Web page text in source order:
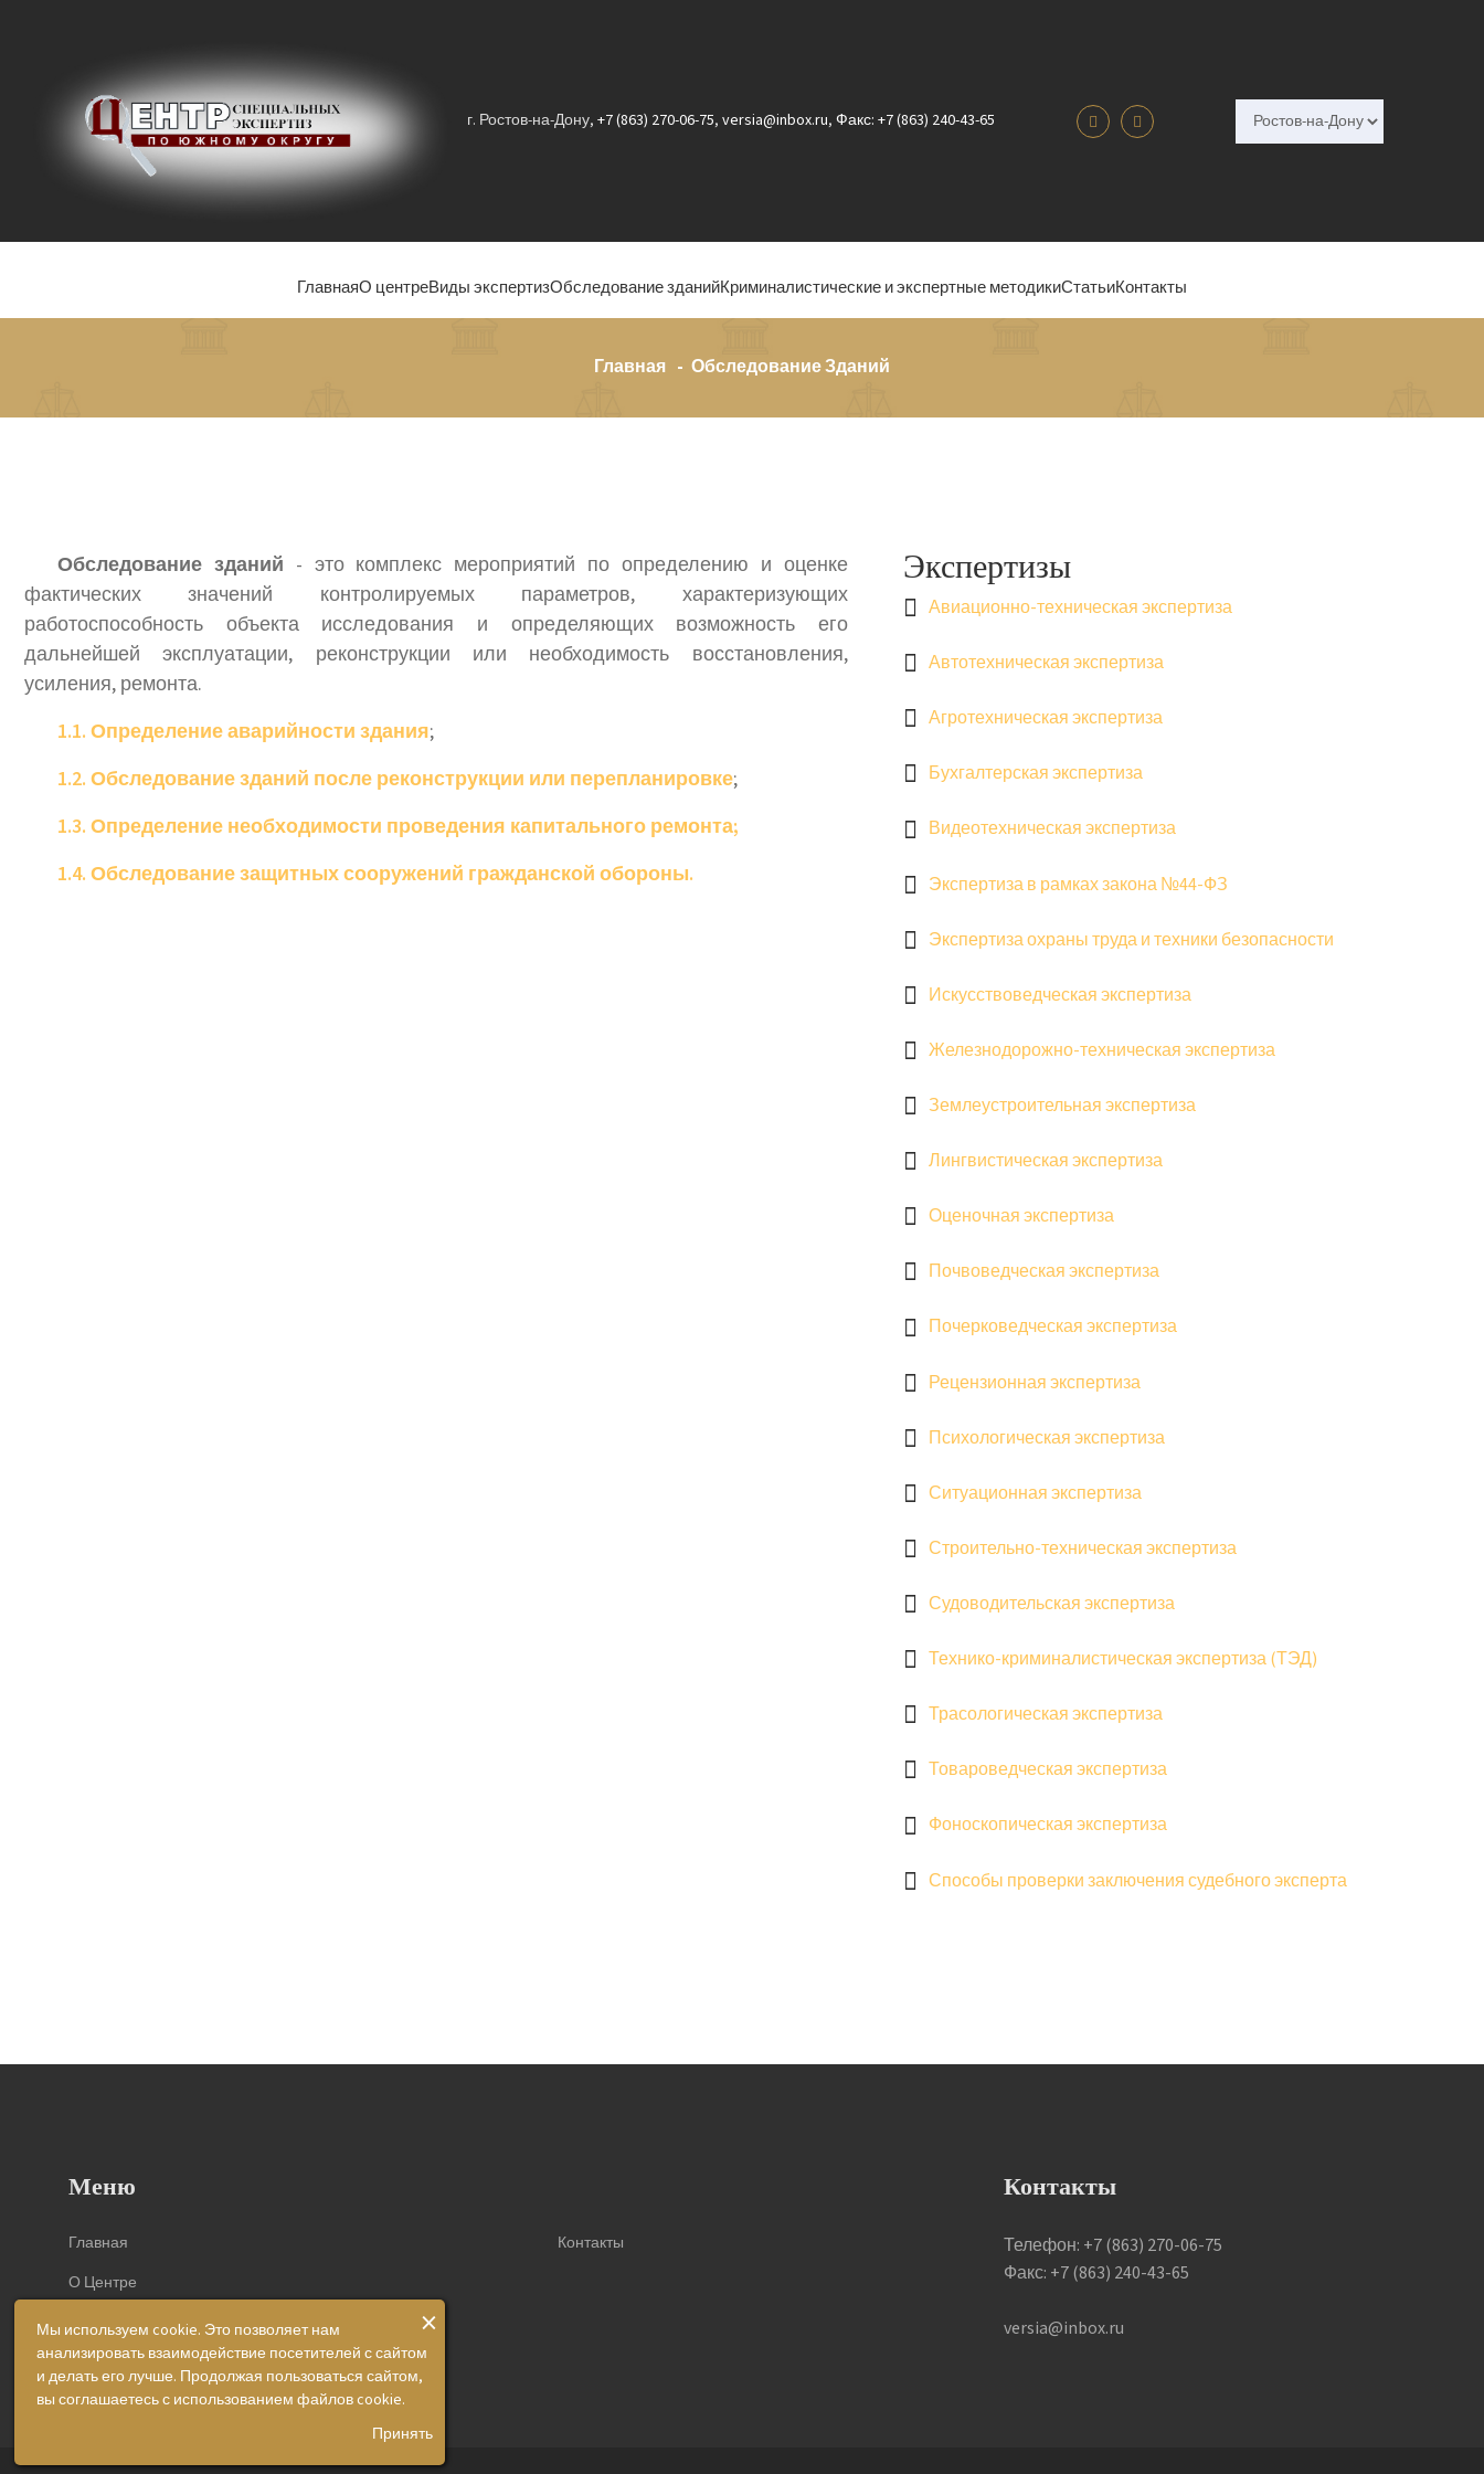
г. Ростов-на-Дону,+7 (863) 270-06-75,versia@inbox.ru,Факс: +7 (863) 240-43-65
ГлавнаяО центреВиды экспертизОбследование зданийКриминалистические и экспертные методикиСтатьиКонтакты
Главная Обследование Зданий
Обследование зданий - это комплекс мероприятий по определению и оценке
фактических значений контролируемых параметров, характеризующих
работоспособность объекта исследования и определяющих возможность его
дальнейшей эксплуатации, реконструкции или необходимость восстановления,
усиления, ремонта.
1.1. Определение аварийности здания;
1.2. Обследование зданий после реконструкции или перепланировке;
1.3. Определение необходимости проведения капитального ремонта;
1.4. Обследование защитных сооружений гражданской обороны.
Экспертизы
Авиационно-техническая экспертиза
Автотехническая экспертиза
Агротехническая экспертиза
Бухгалтерская экспертиза
Видеотехническая экспертиза
Экспертиза в рамках закона №44-ФЗ
Экспертиза охраны труда и техники безопасности
Искусствоведческая экспертиза
Железнодорожно-техническая экспертиза
Землеустроительная экспертиза
Лингвистическая экспертиза
Оценочная экспертиза
Почвоведческая экспертиза
Почерковедческая экспертиза
Рецензионная экспертиза
Психологическая экспертиза
Ситуационная экспертиза
Строительно-техническая экспертиза
Судоводительская экспертиза
Технико-криминалистическая экспертиза (ТЭД)
Трасологическая экспертиза
Товароведческая экспертиза
Фоноскопическая экспертиза
Способы проверки заключения судебного эксперта
×
Мы используем cookie. Это позволяет нам
анализировать взаимодействие посетителей с сайтом
и делать его лучше. Продолжая пользоваться сайтом,
вы соглашаетесь с использованием файлов cookie.
Принять
Меню
Главная
О Центре
Виды Экспертиз
Контакты
Контакты
Телефон: +7 (863) 270-06-75
Факс: +7 (863) 240-43-65
versia@inbox.ru